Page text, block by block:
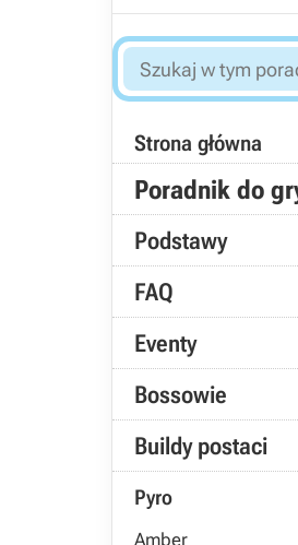
Strona główna
Poradnik do
Podstawy
FAQ
Eventy
Bossowie
Buildy postaci
Pyro
Amber